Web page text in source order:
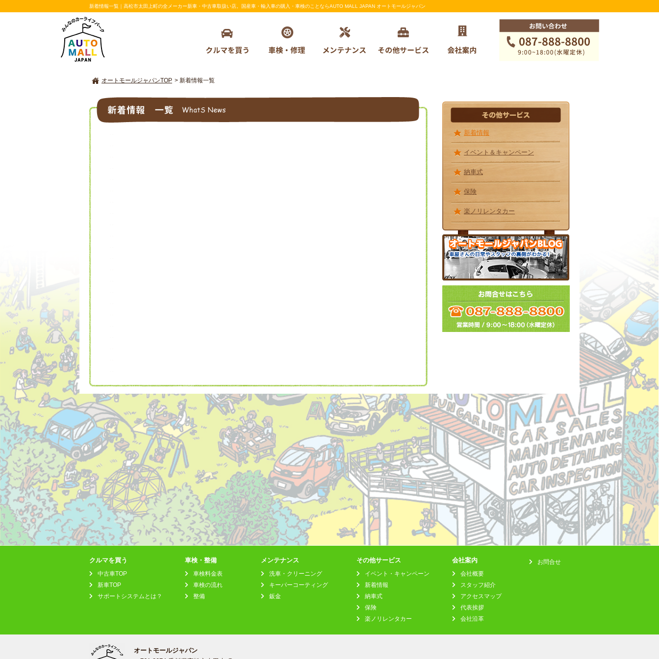
新着情報一覧｜高松市太田上町の全メーカー新車・中古車取扱い店。国産車・輸入車の購入・車検のことならAUTO MALL JAPAN オートモールジャパン
オートモールジャパンTOP > 新着情報一覧
車を買う
新着情報
イベント＆キャンペーン
納車式
保険
楽ノリレンタカー
クルマを買う
中古車TOP
新車TOP
サポートシステムとは？
車検・整備
車検料金表
車検の流れ
整備
メンテナンス
洗車・クリーニング
キーパーコーティング
鈑金
その他サービス
イベント・キャンペーン
新着情報
納車式
保険
楽ノリレンタカー
会社案内
会社概要
スタッフ紹介
アクセスマップ
代表挨拶
会社沿革
お問合せ
オートモールジャパン